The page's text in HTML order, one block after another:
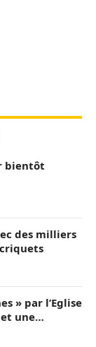
bientôt
des milliers
» par l’Eglise
une